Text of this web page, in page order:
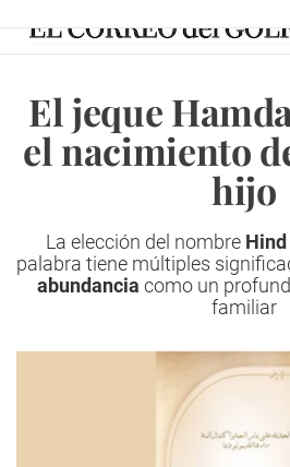
El jeque
el nacimiento
hijo
La elección del nombre Hind
palabra tiene múltiples
abundancia como un
familiar